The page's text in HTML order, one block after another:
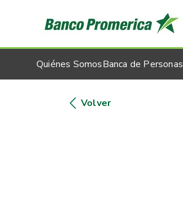
Quiénes SomosBanca de Personas
Volver